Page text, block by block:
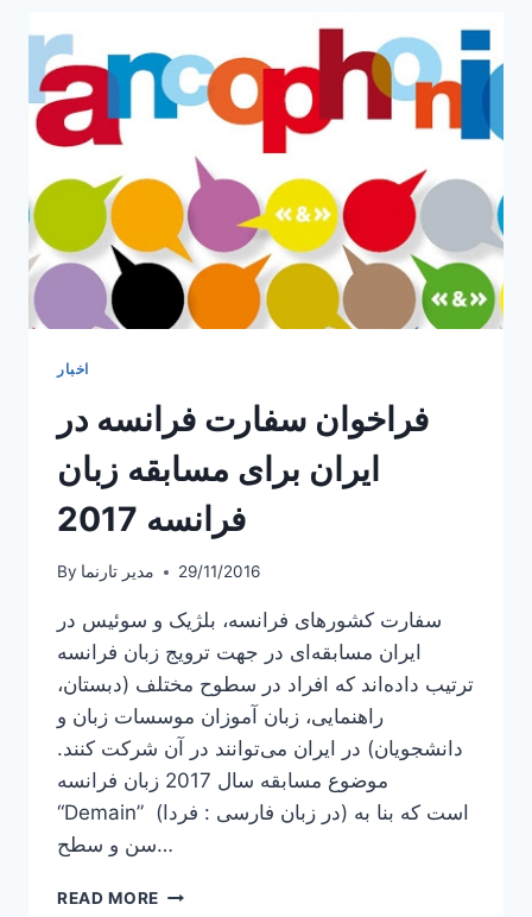
زبان
فرانسه
در
اخبار
فراخوان سفارت فرانسه در
ایران برای مسابقه زبان
فرانسه 2017
By مدیر تارنما 29/11/2016
سفارت کشورهای فرانسه، بلژیک و سوئیس در
ایران مسابقه‌ای در جهت ترویج زبان فرانسه
ترتیب داده‌اند که افراد در سطوح مختلف (دبستان،
راهنمایی، زبان آموزان موسسات زبان و
دانشجویان) در ایران می‌توانند در آن شرکت کنند.
موضوع مسابقه سال 2017 زبان فرانسه
“Demain” (در زبان فارسی : فردا) است که بنا به
سن و سطح…
READ MORE فراخوان